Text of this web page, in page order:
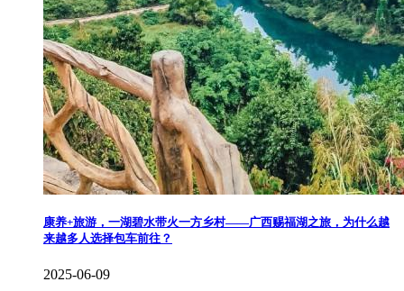
康养+旅游，一湖碧水带火一方乡村——广西赐福湖之旅，为什么越
来越多人选择包车前往？
2025-06-09